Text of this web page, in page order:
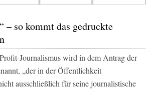
– so kommt das gedruckte
Journalismus wird in dem Antrag der
„der in der Öffentlichkeit
ausschließlich für seine journalistische